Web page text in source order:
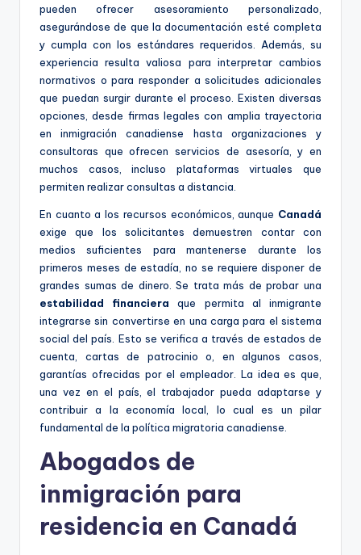
pueden ofrecer asesoramiento personalizado,
asegurándose de que la documentación esté completa
y cumpla con los estándares requeridos. Además, su
experiencia resulta valiosa para interpretar cambios
normativos o para responder a solicitudes adicionales
que puedan surgir durante el proceso. Existen diversas
opciones, desde firmas legales con amplia trayectoria
en inmigración canadiense hasta organizaciones y
consultoras que ofrecen servicios de asesoría, y en
muchos casos, incluso plataformas virtuales que
permiten realizar consultas a distancia.
En cuanto a los recursos económicos, aunque Canadá
exige que los solicitantes demuestren contar con
medios suficientes para mantenerse durante los
primeros meses de estadía, no se requiere disponer de
grandes sumas de dinero. Se trata más de probar una
estabilidad financiera que permita al inmigrante
integrarse sin convertirse en una carga para el sistema
social del país. Esto se verifica a través de estados de
cuenta, cartas de patrocinio o, en algunos casos,
garantías ofrecidas por el empleador. La idea es que,
una vez en el país, el trabajador pueda adaptarse y
contribuir a la economía local, lo cual es un pilar
fundamental de la política migratoria canadiense.
Abogados de
inmigración para
residencia en Canadá